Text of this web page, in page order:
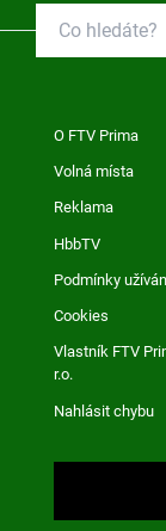
O FTV Prima
Volná místa
Reklama
HbbTV
Podmínky
Cookies
Vlastník FTV
r.o.
Nahlásit chybu